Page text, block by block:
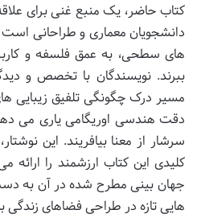
کتاب حاضر، یک منبع غنی برای
دانشجویان معماری و طراحانی است
های سطحی، به عمق فلسفه و
ببرند. نویسندگان با تخصص و
مسیر درک چگونگی تلفیق زیبایی
دقت هندسی اوریگامی یاری می
سرشار از معنا بیافریند. این
کلیدی این کتاب ارزشمند را ارائه
جهان بینی مطرح شده در آن به
هایی تازه در طراحی فضاهای زندگی